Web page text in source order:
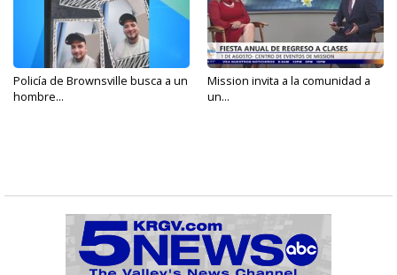
Policía de Brownsville busca a un
hombre...
Mission invita a la comunidad a
un...